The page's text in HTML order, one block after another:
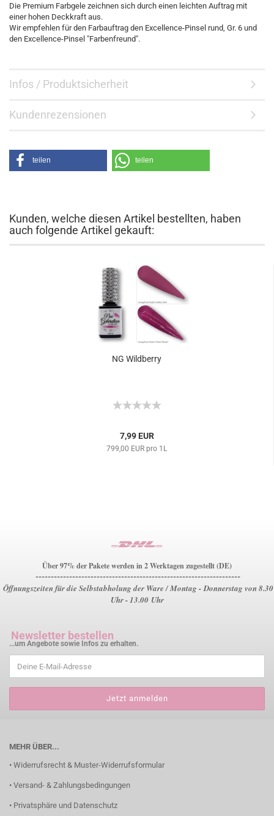
Die Premium Farbgele zeichnen sich durch einen leichten Auftrag mit
einer hohen Deckkraft aus.
Wir empfehlen für den Farbauftrag den Excellence-Pinsel rund, Gr. 6 und
den Excellence-Pinsel "Farbenfreund".
Infos / Produktsicherheit
Kundenrezensionen
teilen teilen
Kunden, welche diesen Artikel bestellten, haben
auch folgende Artikel gekauft:
NG Wildberry
7,99 EUR
799,00 EUR pro 1L
Über 97% der Pakete werden in 2 Werktagen zugestellt (DE)
-------------------------------------------------------------------
Öffnungszeiten für die Selbstabholung der Ware / Montag - Donnerstag von 8.30
Uhr - 13.00 Uhr
Newsletter bestellen
...um Angebote sowie Infos zu erhalten.
MEHR ÜBER...
• Widerrufsrecht & Muster-Widerrufsformular
• Versand- & Zahlungsbedingungen
• Privatsphäre und Datenschutz